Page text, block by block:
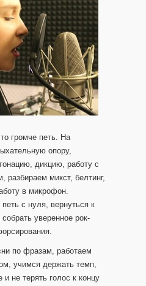
громче петь. На
опору,
дикцию, работу с
разбираем микст, белтинг,
в микрофон.
с нуля, вернуться к
уверенное рок-
по фразам, работаем
учимся держать темп,
и не терять голос к концу